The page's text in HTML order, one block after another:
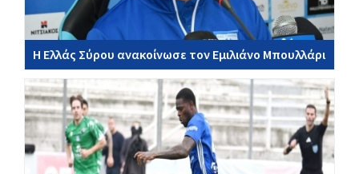
Η Ελλάς Σύρου ανακοίνωσε τον Εμιλιάνο Μπουλλάρι